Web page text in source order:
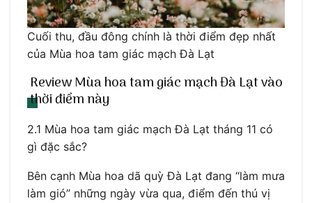
Cuối thu, đầu đông chính là thời điểm đẹp nhất
của Mùa hoa tam giác mạch Đà Lạt
Review Mùa hoa tam giác mạch Đà Lạt vào
thời điểm này
2.1 Mùa hoa tam giác mạch Đà Lạt tháng 11 có
gì đặc sắc?
Bên cạnh Mùa hoa dã quỳ Đà Lạt đang “làm mưa
làm gió” những ngày vừa qua, điểm đến thú vị